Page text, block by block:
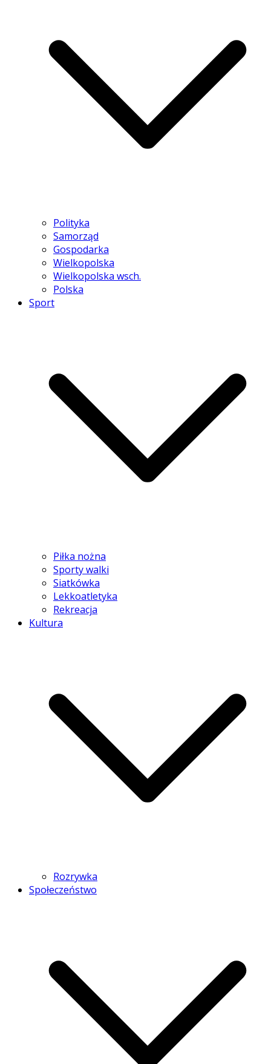
Polityka
Samorząd
Gospodarka
Wielkopolska
Wielkopolska wsch.
Polska
Sport
Piłka nożna
Sporty walki
Siatkówka
Lekkoatletyka
Rekreacja
Kultura
Rozrywka
Społeczeństwo